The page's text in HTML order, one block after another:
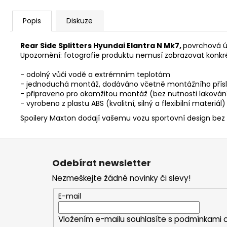
Popis Diskuze
Rear Side Splitters Hyundai Elantra N Mk7,povrchová
Upozornění: fotografie produktu nemusí zobrazovat
- odolný vůči vodě a extrémním teplotám
- jednoduchá montáž, dodáváno včetně montážního
- připraveno pro okamžitou montáž (bez nutnosti
- vyrobeno z plastu ABS (kvalitní, silný a flexibilní materiál)
Spoilery Maxton dodají vašemu vozu sportovní design
Z
Odebírat newsletter
Nezmeškejte žádné novinky či slevy!
E-mail
Vložením e-mailu souhlasíte s podmínkami